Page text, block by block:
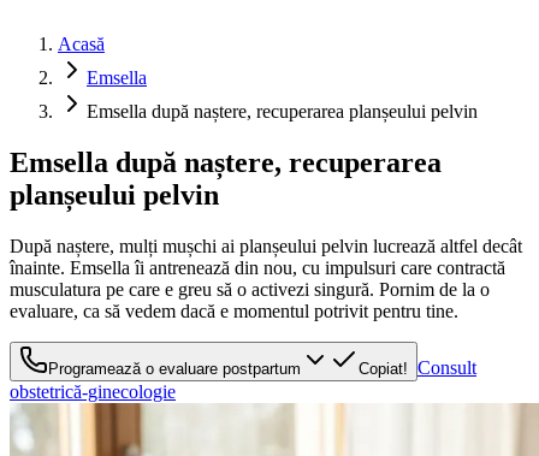
Acasă
Emsella
Emsella după naștere, recuperarea planșeului pelvin
Emsella după naștere, recuperarea
planșeului pelvin
După naștere, mulți mușchi ai planșeului pelvin lucrează altfel decât
înainte. Emsella îi antrenează din nou, cu impulsuri care contractă
musculatura pe care e greu să o activezi singură. Pornim de la o
evaluare, ca să vedem dacă e momentul potrivit pentru tine.
Programează o evaluare postpartum Copiat! Consult
obstetrică-ginecologie